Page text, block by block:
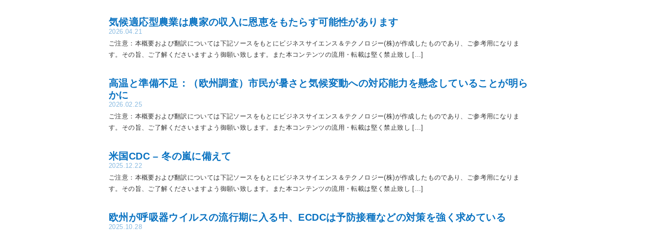
気候適応型農業は農家の収入に恩恵をもたらす可能性があります
2026.04.21
ご注意：本概要および翻訳については下記ソースをもとにビジネスサイエンス＆テクノロジー(株)が作成したものであり、ご参考用になりま
す。その旨、ご了解くださいますよう御願い致します。また本コンテンツの流用・転載は堅く禁止致し […]
高温と準備不足：（欧州調査）市民が暑さと気候変動への対応能力を懸念していることが明ら
かに
2026.02.25
ご注意：本概要および翻訳については下記ソースをもとにビジネスサイエンス＆テクノロジー(株)が作成したものであり、ご参考用になりま
す。その旨、ご了解くださいますよう御願い致します。また本コンテンツの流用・転載は堅く禁止致し […]
米国CDC – 冬の嵐に備えて
2025.12.22
ご注意：本概要および翻訳については下記ソースをもとにビジネスサイエンス＆テクノロジー(株)が作成したものであり、ご参考用になりま
す。その旨、ご了解くださいますよう御願い致します。また本コンテンツの流用・転載は堅く禁止致し […]
欧州が呼吸器ウイルスの流行期に入る中、ECDCは予防接種などの対策を強く求めている
2025.10.28